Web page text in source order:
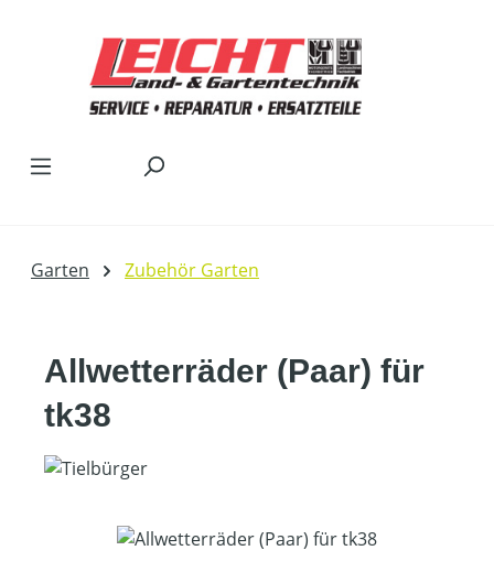
Garten Zubehör Garten
Allwetterräder (Paar) für
tk38
Bildergalerie überspringen